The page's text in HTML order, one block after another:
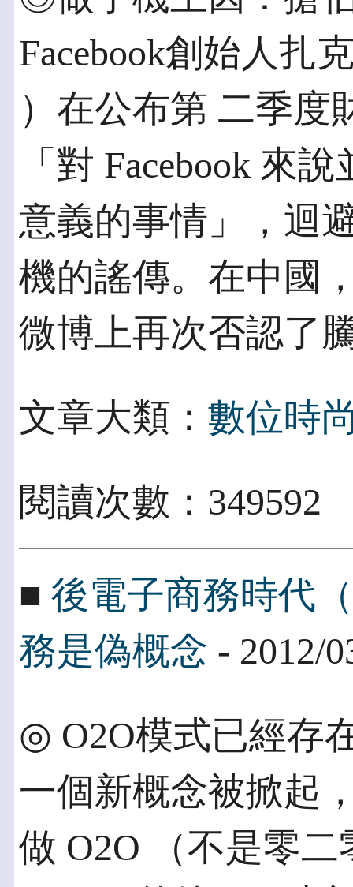
Facebook創始人扎
）在公布第 二季度
「對 Facebook 來
意義的事情」，迴
機的謠傳。在中國
微博上再次否認了
文章大類： 數位時
閱讀次數：
■ 後電子商務時代
務是偽概念 - 2012/
◎ O2O模式已經存
一個新概念被掀起
做 O2O （不是零